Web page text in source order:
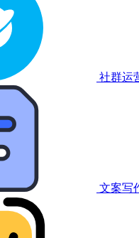
社群运
文案写